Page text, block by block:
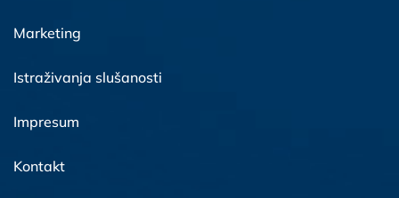
Marketing
Istraživanja slušanosti
Impresum
Kontakt